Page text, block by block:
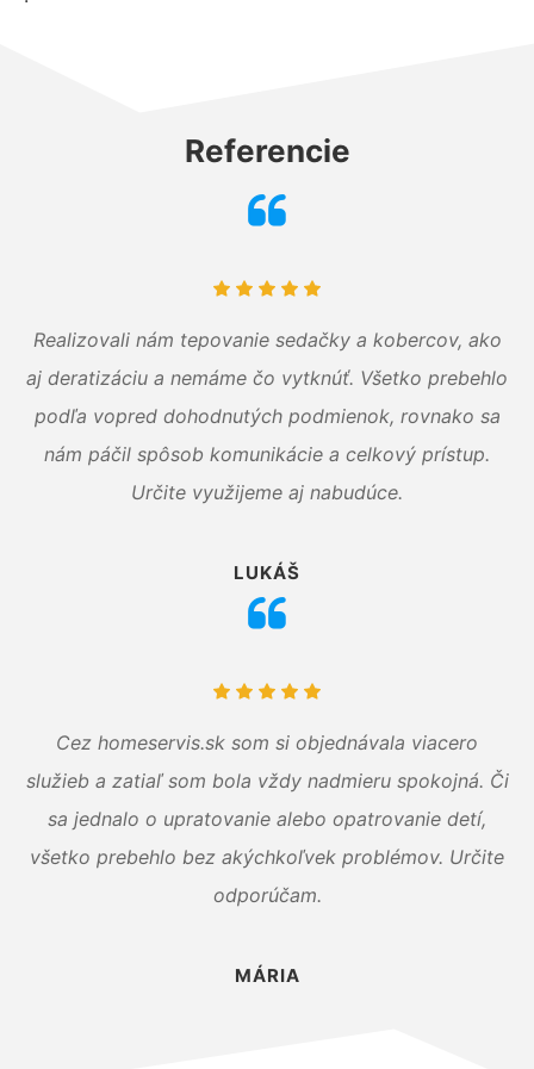
Referencie
Realizovali nám tepovanie sedačky a kobercov, ako
aj deratizáciu a nemáme čo vytknúť. Všetko prebehlo
podľa vopred dohodnutých podmienok, rovnako sa
nám páčil spôsob komunikácie a celkový prístup.
Určite využijeme aj nabudúce.
LUKÁŠ
Cez homeservis.sk som si objednávala viacero
služieb a zatiaľ som bola vždy nadmieru spokojná. Či
sa jednalo o upratovanie alebo opatrovanie detí,
všetko prebehlo bez akýchkoľvek problémov. Určite
odporúčam.
MÁRIA